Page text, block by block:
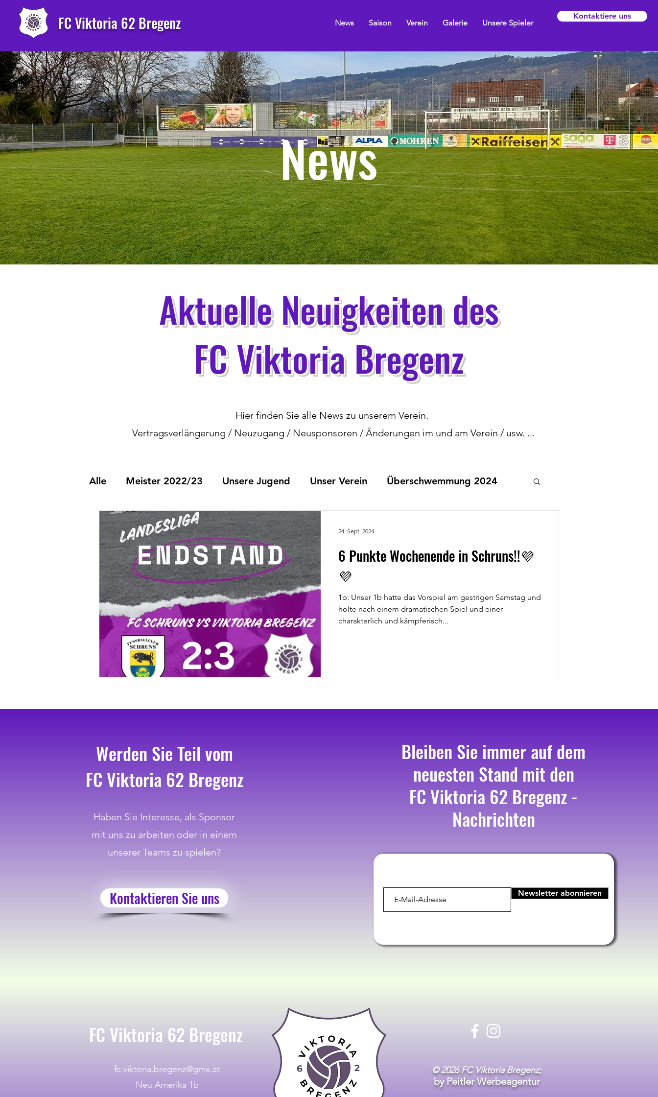
FC Viktoria 62 Bregenz News Saison Verein Galerie Unsere Spieler
Kontaktiere uns
News
Aktuelle Neuigkeiten des
FC Viktoria Bregenz
Hier finden Sie alle News zu unserem Verein.
Vertragsverlängerung / Neuzugang / Neusponsoren / Änderungen im und am Verein / usw. ...
Alle Meister 2022/23 Unsere Jugend Unser Verein Überschwemmung 2024
6 Punkte Wochenende in Schruns!!💜
💜
1b: Unser 1b hatte das Vorspiel am gestrigen Samstag und
holte nach einem dramatischen Spiel und einer
charakterlich und kämpferisch...
24. Sept. 2024
Werden Sie Teil vom
FC Viktoria 62 Bregenz
Haben Sie Interesse, als Sponsor
mit uns zu arbeiten oder in einem
unserer Teams zu spielen?
Kontaktieren Sie uns
Bleiben Sie immer auf dem
neuesten Stand mit den
FC Viktoria 62 Bregenz -
Nachrichten
Newsletter abonnieren
FC Viktoria 62 Bregenz
fc.viktoria.bregenz@gmx.at
Neu Amerika 1b
© 2026 FC Viktoria Bregenz;
by Peitler Werbeagentur